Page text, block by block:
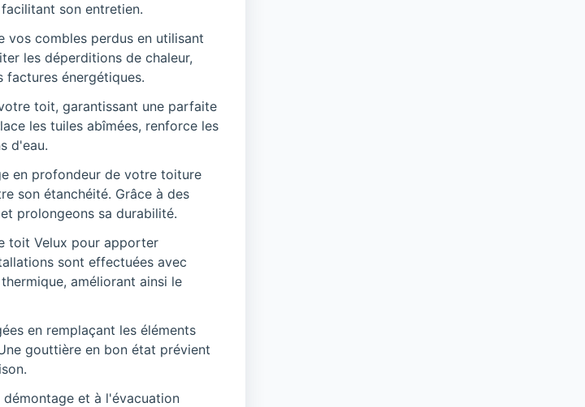
son entretien.
combles perdus en utilisant
les déperditions de chaleur,
énergétiques.
toit, garantissant une parfaite
les tuiles abîmées, renforce les
d'eau.
en profondeur de votre toiture
son étanchéité. Grâce à des
prolongeons sa durabilité.
toit Velux pour apporter
sont effectuées avec
améliorant ainsi le
en remplaçant les éléments
gouttière en bon état prévient
et à l'évacuation